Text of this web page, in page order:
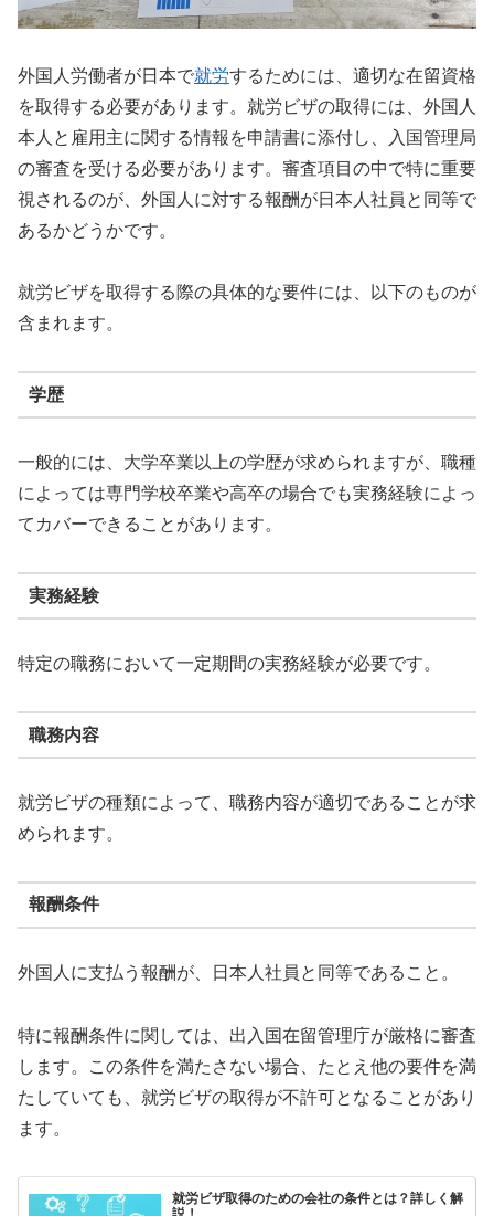
外国人労働者が日本で就労するためには、適切な在留資格
を取得する必要があります。就労ビザの取得には、外国人
本人と雇用主に関する情報を申請書に添付し、入国管理局
の審査を受ける必要があります。審査項目の中で特に重要
視されるのが、外国人に対する報酬が日本人社員と同等で
あるかどうかです。
就労ビザを取得する際の具体的な要件には、以下のものが
含まれます。
学歴
一般的には、大学卒業以上の学歴が求められますが、職種
によっては専門学校卒業や高卒の場合でも実務経験によっ
てカバーできることがあります。
実務経験
特定の職務において一定期間の実務経験が必要です。
職務内容
就労ビザの種類によって、職務内容が適切であることが求
められます。
報酬条件
外国人に支払う報酬が、日本人社員と同等であること。
特に報酬条件に関しては、出入国在留管理庁が厳格に審査
します。この条件を満たさない場合、たとえ他の要件を満
たしていても、就労ビザの取得が不許可となることがあり
ます。
就労ビザ取得のための会社の条件とは？詳しく解